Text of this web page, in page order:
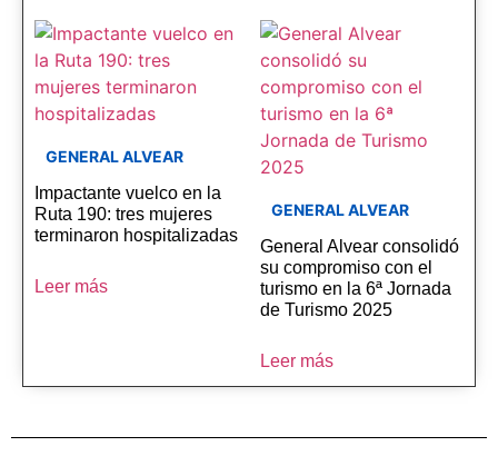
GENERAL ALVEAR
Impactante vuelco en la
Ruta 190: tres mujeres
terminaron hospitalizadas
Leer más
GENERAL ALVEAR
General Alvear consolidó
su compromiso con el
turismo en la 6ª Jornada
de Turismo 2025
Leer más